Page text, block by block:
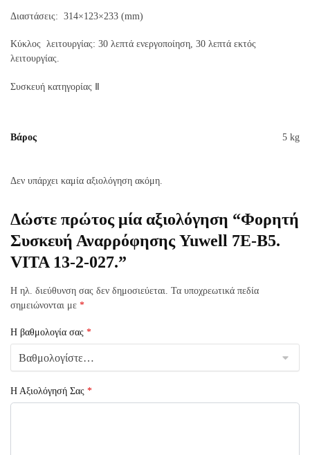
Διαστάσεις: 314×123×233 (mm)
Κύκλος λειτουργίας: 30 λεπτά ενεργοποίηση, 30 λεπτά εκτός
λειτουργίας.
Συσκευή κατηγορίας Ⅱ
Βάρος 5 kg
Δεν υπάρχει καμία αξιολόγηση ακόμη.
Δώστε πρώτος μία αξιολόγηση “Φορητή
Συσκευή Αναρρόφησης Yuwell 7E-B5.
VITA 13-2-027.”
Η ηλ. διεύθυνση σας δεν δημοσιεύεται. Τα υποχρεωτικά πεδία
σημειώνονται με *
Η βαθμολογία σας *
Η Αξιολόγησή Σας *